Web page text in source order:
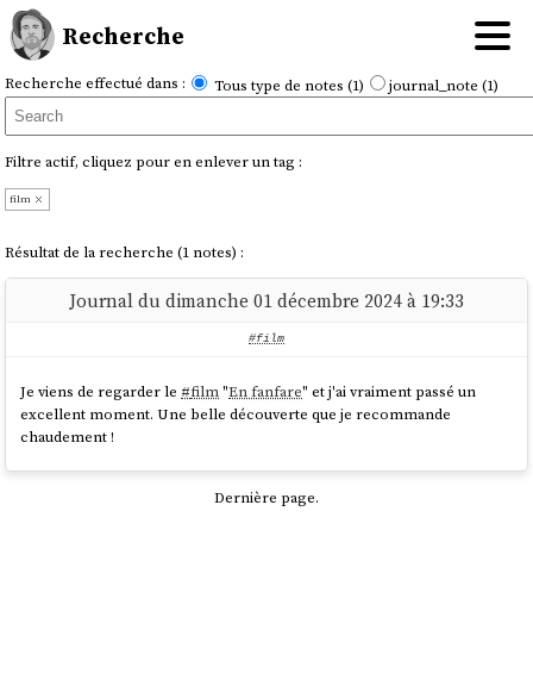
Recherche
Recherche effectué dans : Tous type de notes (1) journal_note (1)
Filtre actif, cliquez pour en enlever un tag :
film
Résultat de la recherche (1 notes) :
Journal du dimanche 01 décembre 2024 à 19:33
#film
Je viens de regarder le #film"En fanfare" et j'ai vraiment passé un
excellent moment. Une belle découverte que je recommande
chaudement !
Dernière page.